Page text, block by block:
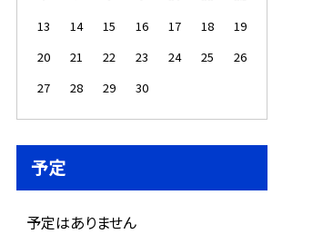
13
14 15 16 17 18
19
20
21 22 23 24 25
26
27
28 29 30
予定
予定はありません